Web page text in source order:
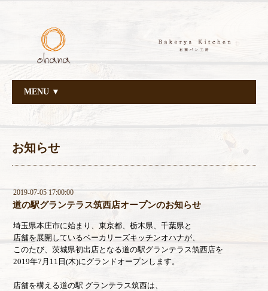
MENU ▼
お知らせ
2019-07-05 17:00:00
道の駅グランテラス筑西店オープンのお知らせ
埼玉県本庄市に始まり、東京都、栃木県、千葉県と
店舗を展開しているベーカリーズキッチンオハナが、
このたび、茨城県初出店となる道の駅グランテラス筑西店を
2019年7月11日(木)にグランドオープンします。
店舗を構える道の駅 グランテラス筑西は、